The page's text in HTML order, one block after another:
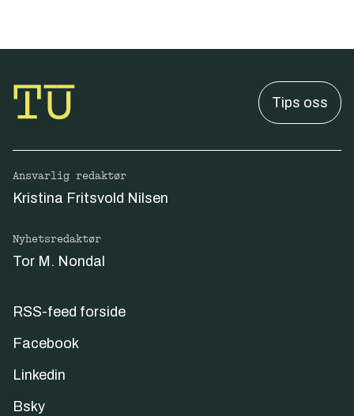
Tips oss
Ansvarlig redaktør
Kristina Fritsvold Nilsen
Nyhetsredaktør
Tor M. Nondal
RSS-feed forside
Facebook
Linkedin
Bsky